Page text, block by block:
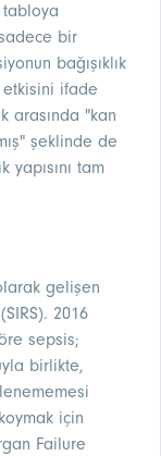
tabloya
bir
bağışıklık
etkisini ifade
arasında "kan
şeklinde de
yapısını tam
gelişen
2016
sepsis;
birlikte,
için
Failure